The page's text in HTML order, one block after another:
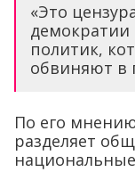
«Это
демократии
политик,
обвиняют в
По его
разделяет